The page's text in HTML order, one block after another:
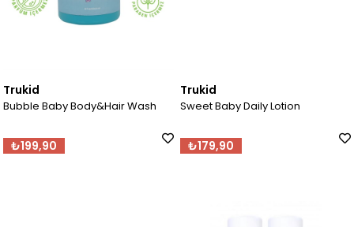
Trukid
Bubble Baby Body&Hair Wash
₺199,90
Trukid
Sweet Baby Daily Lotion
₺179,90